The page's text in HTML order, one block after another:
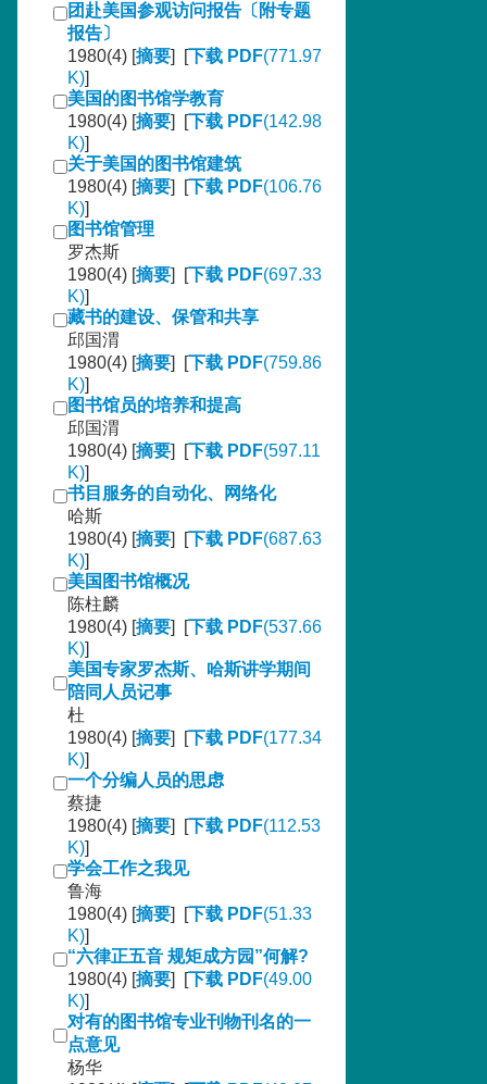
团赴美国参观访问报告〔附专题
报告〕
1980(4) [摘要] [下载 PDF(771.97
K)]
美国的图书馆学教育
1980(4) [摘要] [下载 PDF(142.98
K)]
关于美国的图书馆建筑
1980(4) [摘要] [下载 PDF(106.76
K)]
图书馆管理
罗杰斯
1980(4) [摘要] [下载 PDF(697.33
K)]
藏书的建设、保管和共享
邱国渭
1980(4) [摘要] [下载 PDF(759.86
K)]
图书馆员的培养和提高
邱国渭
1980(4) [摘要] [下载 PDF(597.11
K)]
书目服务的自动化、网络化
哈斯
1980(4) [摘要] [下载 PDF(687.63
K)]
美国图书馆概况
陈柱麟
1980(4) [摘要] [下载 PDF(537.66
K)]
美国专家罗杰斯、哈斯讲学期间
陪同人员记事
杜
1980(4) [摘要] [下载 PDF(177.34
K)]
一个分编人员的思虑
蔡捷
1980(4) [摘要] [下载 PDF(112.53
K)]
学会工作之我见
鲁海
1980(4) [摘要] [下载 PDF(51.33
K)]
“六律正五音 规矩成方园”何解?
1980(4) [摘要] [下载 PDF(49.00
K)]
对有的图书馆专业刊物刊名的一
点意见
杨华